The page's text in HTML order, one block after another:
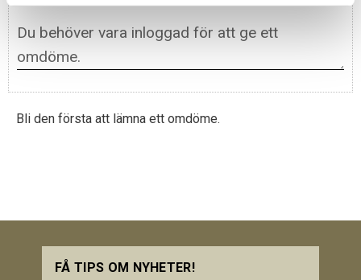
Bli den första att lämna ett omdöme.
FÅ TIPS OM NYHETER!